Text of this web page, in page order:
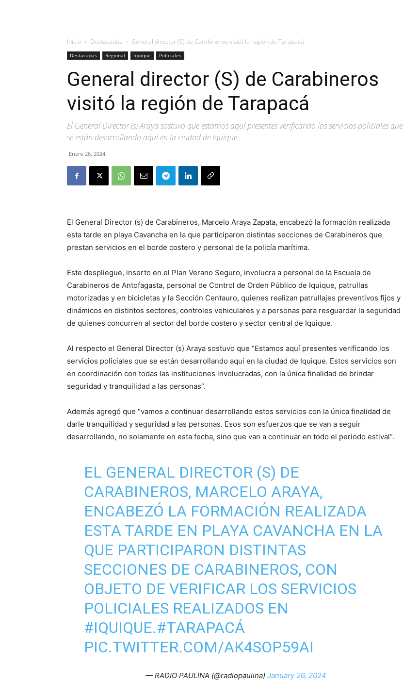
Inicio Destacadas General director (S) de Carabineros visitó la región de Tarapacá
Destacadas Regional Iquique Policiales
General director (S) de Carabineros
visitó la región de Tarapacá
El General Director (s) Araya sostuvo que estamos aquí presentes verificando los servicios policiales que
se están desarrollando aquí en la ciudad de Iquique.
Enero 26, 2024
El General Director (s) de Carabineros, Marcelo Araya Zapata, encabezó la formación realizada
esta tarde en playa Cavancha en la que participaron distintas secciones de Carabineros que
prestan servicios en el borde costero y personal de la policía marítima.
Este despliegue, inserto en el Plan Verano Seguro, involucra a personal de la Escuela de
Carabineros de Antofagasta, personal de Control de Orden Público de Iquique, patrullas
motorizadas y en bicicletas y la Sección Centauro, quienes realizan patrullajes preventivos fijos y
dinámicos en distintos sectores, controles vehiculares y a personas para resguardar la seguridad
de quienes concurren al sector del borde costero y sector central de Iquique.
Al respecto el General Director (s) Araya sostuvo que “Estamos aquí presentes verificando los
servicios policiales que se están desarrollando aquí en la ciudad de Iquique. Estos servicios son
en coordinación con todas las instituciones involucradas, con la única finalidad de brindar
seguridad y tranquilidad a las personas”.
Además agregó que “vamos a continuar desarrollando estos servicios con la única finalidad de
darle tranquilidad y seguridad a las personas. Esos son esfuerzos que se van a seguir
desarrollando, no solamente en esta fecha, sino que van a continuar en todo el periodo estival”.
EL GENERAL DIRECTOR (S) DE
CARABINEROS, MARCELO ARAYA,
ENCABEZÓ LA FORMACIÓN REALIZADA
ESTA TARDE EN PLAYA CAVANCHA EN LA
QUE PARTICIPARON DISTINTAS
SECCIONES DE CARABINEROS, CON
OBJETO DE VERIFICAR LOS SERVICIOS
POLICIALES REALIZADOS EN
#IQUIQUE.#TARAPACÁ
PIC.TWITTER.COM/AK4SOP59AI
— RADIO PAULINA (@radiopaulina) January 26, 2024